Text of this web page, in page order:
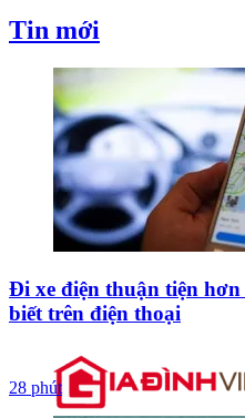
Tin mới
Đi xe điện thuận tiện
biết trên điện thoại
28 phút